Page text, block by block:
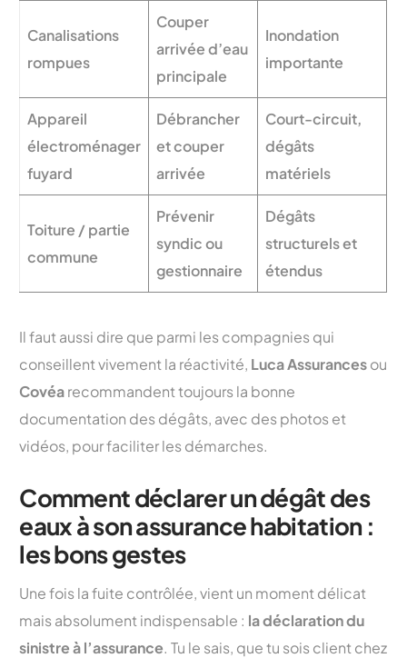
Canalisations
rompues
Couper
arrivée d’eau
principale
Inondation
importante
Appareil
électroménager
fuyard
Débrancher
et couper
arrivée
Court-circuit,
dégâts
matériels
Toiture / partie
commune
Prévenir
syndic ou
gestionnaire
Dégâts
structurels et
étendus
Il faut aussi dire que parmi les compagnies qui
conseillent vivement la réactivité, Luca Assurancesou
Covéarecommandent toujours la bonne
documentation des dégâts, avec des photos et
vidéos, pour faciliter les démarches.
Comment déclarer un dégât des
eaux à son assurance habitation :
les bons gestes
Une fois la fuite contrôlée, vient un moment délicat
mais absolument indispensable : la déclaration du
sinistre à l’assurance. Tu le sais, que tu sois client chez